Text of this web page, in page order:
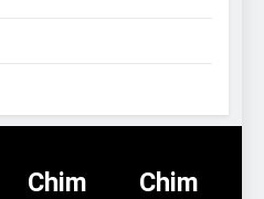
Chim
Chim